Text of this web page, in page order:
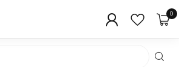
0